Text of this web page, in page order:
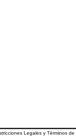
Legales y Términos de